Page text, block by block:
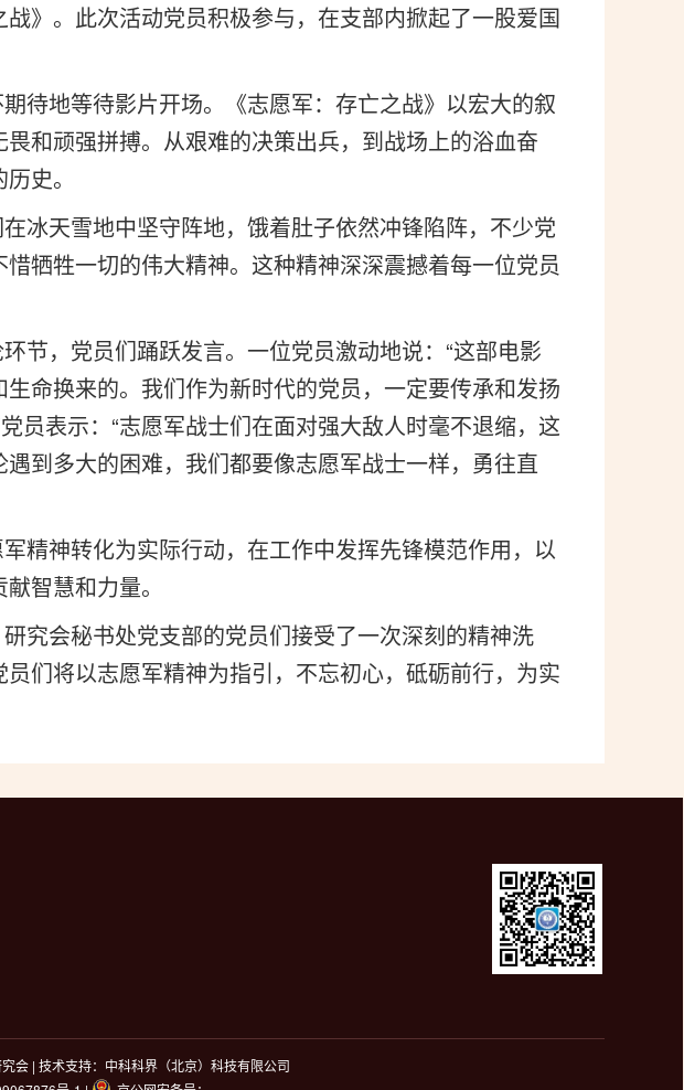
》。此次活动党员积极参与，在支部内掀起了一股爱国
地等待影片开场。《志愿军：存亡之战》以宏大的叙
和顽强拼搏。从艰难的决策出兵，到战场上的浴血奋
史。
天雪地中坚守阵地，饿着肚子依然冲锋陷阵，不少党
牺牲一切的伟大精神。这种精神深深震撼着每一位党员
，党员们踊跃发言。一位党员激动地说：“这部电影
命换来的。我们作为新时代的党员，一定要传承和发扬
员表示：“志愿军战士们在面对强大敌人时毫不退缩，这
到多大的困难，我们都要像志愿军战士一样，勇往直
神转化为实际行动，在工作中发挥先锋模范作用，以
智慧和力量。
会秘书处党支部的党员们接受了一次深刻的精神洗
们将以志愿军精神为指引，不忘初心，砥砺前行，为实
会 | 技术支持：中科科界（北京）科技有限公司